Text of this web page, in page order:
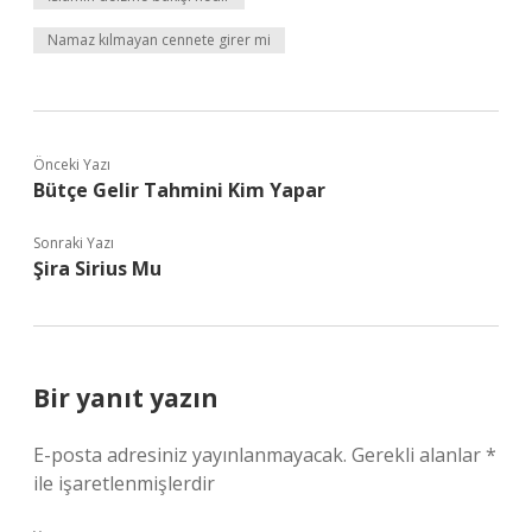
Namaz kılmayan cennete girer mi
Önceki Yazı
Bütçe Gelir Tahmini Kim Yapar
Sonraki Yazı
Şira Sirius Mu
Bir yanıt yazın
E-posta adresiniz yayınlanmayacak. Gerekli alanlar*
ile işaretlenmişlerdir